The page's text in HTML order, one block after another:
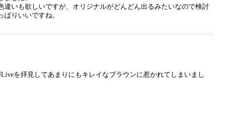
いも欲しいですが、オリジナルがどんどん出るみたいなので検討
りいいですね。
を拝見してあまりにもキレイなブラウンに惹かれてしまいまし